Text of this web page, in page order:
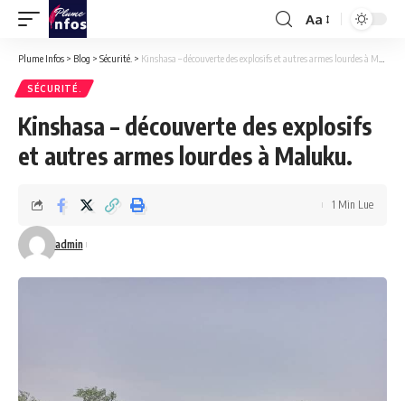
Font
Resizer
Aa
Plume Infos > Blog > Sécurité. > Kinshasa – découverte des explosifs et autres armes lourdes à Maluku.
SÉCURITÉ.
Kinshasa – découverte des explosifs
et autres armes lourdes à Maluku.
admin
1 Min Lue